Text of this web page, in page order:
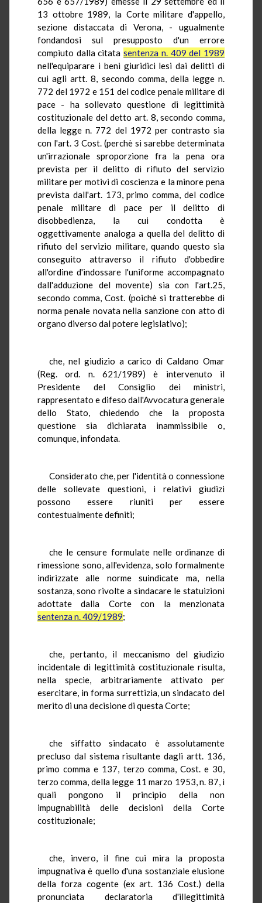
13 ottobre 1989, la Corte militare d'appello,
sezione distaccata di Verona, - ugualmente
fondandosi sul presupposto d'un errore
compiuto dalla citatasentenza n. 409 del 1989
nell'equiparare i beni giuridici lesi dai delitti di
cui agli artt. 8, secondo comma, della legge n.
772 del 1972 e 151 del codice penale militare di
pace - ha sollevato questione di legittimità
costituzionale del detto art. 8, secondo comma,
della legge n. 772 del 1972 per contrasto sia
con l'art. 3 Cost. (perchè si sarebbe determinata
un'irrazionale sproporzione fra la pena ora
prevista per il delitto di rifiuto del servizio
militare per motivi di coscienza e la minore pena
prevista dall'art. 173, primo comma, del codice
penale militare di pace per il delitto di
disobbedienza, la cui condotta è
oggettivamente analoga a quella del delitto di
rifiuto del servizio militare, quando questo sia
conseguito attraverso il rifiuto d'obbedire
all'ordine d'indossare l'uniforme accompagnato
dall'adduzione del movente) sia con l'art.25,
secondo comma, Cost. (poichè si tratterebbe di
norma penale novata nella sanzione con atto di
organo diverso dal potere legislativo);
che, nel giudizio a carico di Caldano Omar
(Reg. ord. n. 621/1989) è intervenuto il
Presidente del Consiglio dei ministri,
rappresentato e difeso dall'Avvocatura generale
dello Stato, chiedendo che la proposta
questione sia dichiarata inammissibile o,
comunque, infondata.
Considerato che, per l'identità o connessione
delle sollevate questioni, i relativi giudizi
possono essere riuniti per essere
contestualmente definiti;
che le censure formulate nelle ordinanze di
rimessione sono, all'evidenza, solo formalmente
indirizzate alle norme suindicate ma, nella
sostanza, sono rivolte a sindacare le statuizioni
adottate dalla Corte con la menzionata
sentenza n. 409/1989;
che, pertanto, il meccanismo del giudizio
incidentale di legittimità costituzionale risulta,
nella specie, arbitrariamente attivato per
esercitare, in forma surrettizia, un sindacato del
merito di una decisione di questa Corte;
che siffatto sindacato è assolutamente
precluso dal sistema risultante dagli artt. 136,
primo comma e 137, terzo comma, Cost. e 30,
terzo comma, della legge 11 marzo 1953, n. 87, i
quali pongono il principio della non
impugnabilità delle decisioni della Corte
costituzionale;
che, invero, il fine cui mira la proposta
impugnativa è quello d'una sostanziale elusione
della forza cogente (ex art. 136 Cost.) della
pronunciata declaratoria d'illegittimità